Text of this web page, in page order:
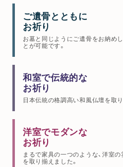
ご遺骨とともに
お祈り
お墓と同じようにご遺骨をお納め
とが可能です。
和室で伝統的な
お祈り
日本伝統の格調高い和風仏壇を取
洋室でモダンな
お祈り
まるで家具の一つのような、洋室
を取り揃えました。